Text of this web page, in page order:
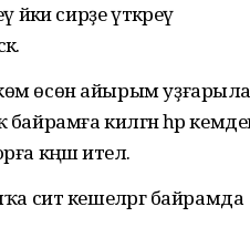
сирҙе үткәреү
өсөн айырым
килгәнһәр
кәңәшителә.
сит кешеләргә байрамда